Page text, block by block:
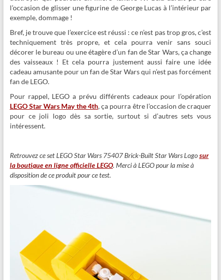
l’occasion de glisser une figurine de George Lucas à l’intérieur par
exemple, dommage !
Bref, je trouve que l’exercice est réussi : ce n’est pas trop gros, c’est
techniquement très propre, et cela pourra venir sans souci
décorer le bureau ou une étagère d’un fan de Star Wars, ça change
des vaisseaux ! Et cela pourra justement aussi faire une idée
cadeau amusante pour un fan de Star Wars qui n’est pas forcément
fan de LEGO.
Pour rappel, LEGO a prévu différents cadeaux pour l’opération
LEGO Star Wars May the 4th, ça pourra être l’occasion de craquer
pour ce joli logo dès sa sortie, surtout si d’autres sets vous
intéressent.
Retrouvez ce set LEGO Star Wars 75407 Brick-Built Star Wars Logosur
la boutique en ligne officielle LEGO. Merci à LEGO pour la mise à
disposition de ce produit pour ce test.